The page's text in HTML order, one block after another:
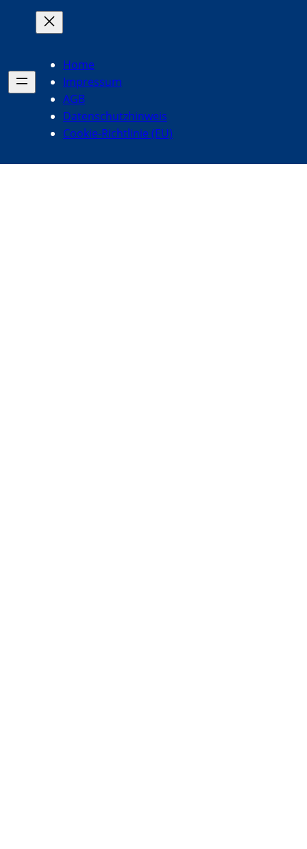
Home
Impressum
AGB
Datenschutzhinweis
Cookie-Richtlinie (EU)